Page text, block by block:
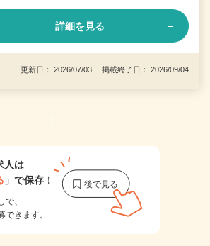
詳細を見る
更新日： 2026/07/03 掲載終了日： 2026/09/04
1
人は
」で保存！
で、
できます。